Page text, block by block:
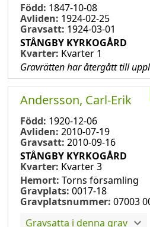
Född: 1847-10-08
Avliden: 1924-02-25
Gravsatt: 1924-03-01
STÅNGBY KYRKOGÅRD
Kvarter: Kvarter 1
Gravrätten har återgått till
Andersson, Carl-Erik
Född: 1920-12-06
Avliden: 2010-07-19
Gravsatt: 2010-09-16
STÅNGBY KYRKOGÅRD
Kvarter: Kvarter 3
Hemort: Torns församling
Gravplats: 0017-18
Gravplatsnummer: 07003
Gravsatta i denna grav